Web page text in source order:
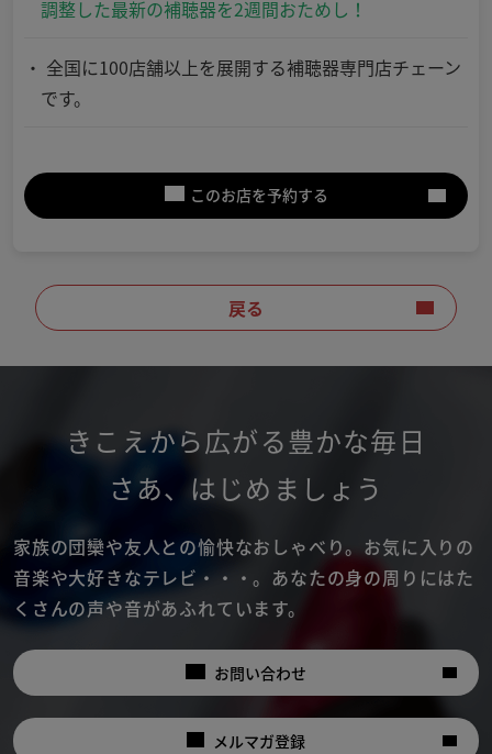
調整した最新の補聴器を2週間おためし！
全国に100店舗以上を展開する補聴器専門店チェーン
です。
このお店を予約する
戻る
きこえから広がる豊かな毎日
さあ、 はじめましょう
家族の団欒や友人との愉快なおしゃべり。 お気に入りの
音楽や大好きなテレビ・・・。 あなたの身の周りにはた
くさんの声や音があふれています。
お問い合わせ
メルマガ登録